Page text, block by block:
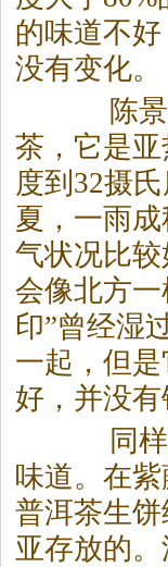
的味道不
没有变化。
陈景
茶 ，它是
度到32摄
夏，一雨
气状况比较
会像北方
印”曾经湿
一起，但
好，并没有
同样
味道。在紫
普洱茶生
亚存放的